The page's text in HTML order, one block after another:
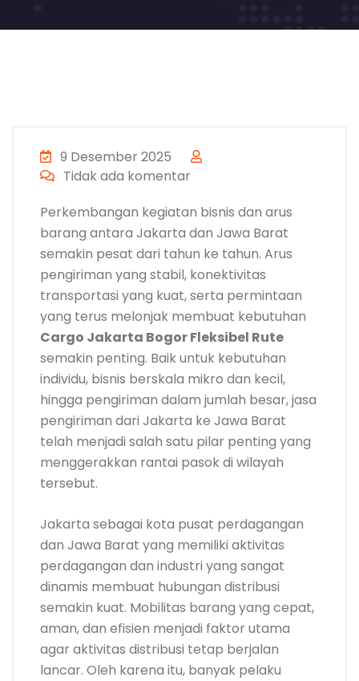
9 Desember 2025
Tidak ada komentar
Perkembangan kegiatan bisnis dan arus
barang antara Jakarta dan Jawa Barat
semakin pesat dari tahun ke tahun. Arus
pengiriman yang stabil, konektivitas
transportasi yang kuat, serta permintaan
yang terus melonjak membuat kebutuhan
Cargo Jakarta Bogor Fleksibel Rute
semakin penting. Baik untuk kebutuhan
individu, bisnis berskala mikro dan kecil,
hingga pengiriman dalam jumlah besar, jasa
pengiriman dari Jakarta ke Jawa Barat
telah menjadi salah satu pilar penting yang
menggerakkan rantai pasok di wilayah
tersebut.
Jakarta sebagai kota pusat perdagangan
dan Jawa Barat yang memiliki aktivitas
perdagangan dan industri yang sangat
dinamis membuat hubungan distribusi
semakin kuat. Mobilitas barang yang cepat,
aman, dan efisien menjadi faktor utama
agar aktivitas distribusi tetap berjalan
lancar. Oleh karena itu, banyak pelaku